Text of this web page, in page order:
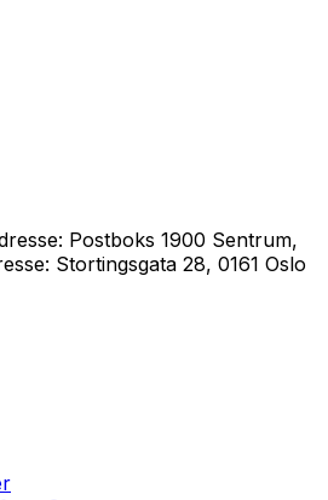
Postboks 1900 Sentrum,
Stortingsgata 28, 0161 Oslo